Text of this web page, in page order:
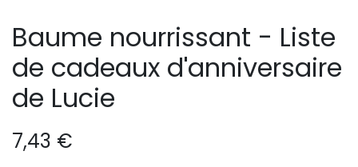
Baume nourrissant - Liste
de cadeaux d'anniversaire
de Lucie
7,43 €